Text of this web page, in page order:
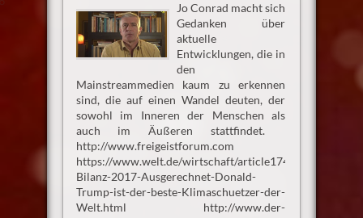
Jo Conrad macht sich
Gedanken über
aktuelle
Entwicklungen, die in
den
Mainstreammedien kaum zu erkennen
sind, die auf einen Wandel deuten, der
sowohl im Inneren der Menschen als
auch im Äußeren stattfindet.
http://www.freigeistforum.com
https://www.welt.de/wirtschaft/article174814149/CO2-
Bilanz-2017-Ausgerechnet-Donald-
Trump-ist-der-beste-Klimaschuetzer-der-
Welt.html http://www.der-